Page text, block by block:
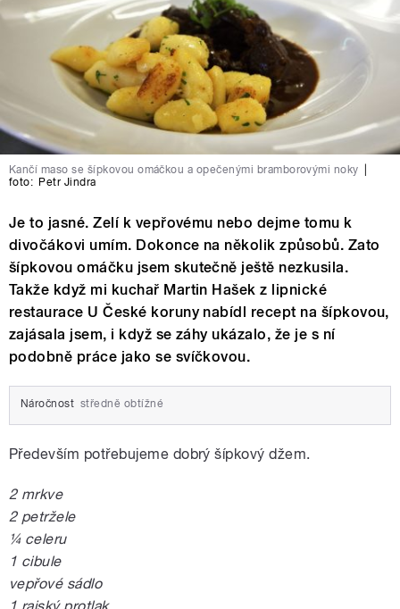
Kančí maso se šípkovou omáčkou a opečenými bramborovými noky
foto: Petr Jindra
Je to jasné. Zelí k vepřovému nebo dejme tomu k
divočákovi umím. Dokonce na několik způsobů. Zato
šípkovou omáčku jsem skutečně ještě nezkusila.
Takže když mi kuchař Martin Hašek z lipnické
restaurace U České koruny nabídl recept na šípkovou,
zajásala jsem, i když se záhy ukázalo, že je s ní
podobně práce jako se svíčkovou.
Náročnost středně obtížné
Především potřebujeme dobrý šípkový džem.
2 mrkve
2 petržele
¼ celeru
1 cibule
vepřové sádlo